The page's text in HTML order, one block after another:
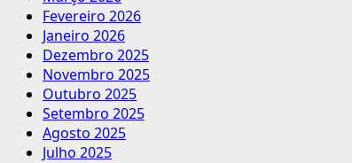
Fevereiro 2026
Janeiro 2026
Dezembro 2025
Novembro 2025
Outubro 2025
Setembro 2025
Agosto 2025
Julho 2025